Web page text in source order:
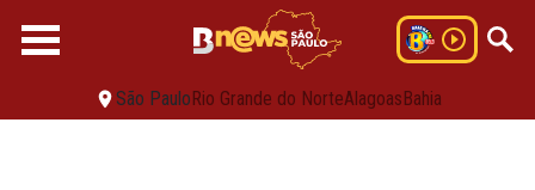
São PauloRio Grande do NorteAlagoasBahia